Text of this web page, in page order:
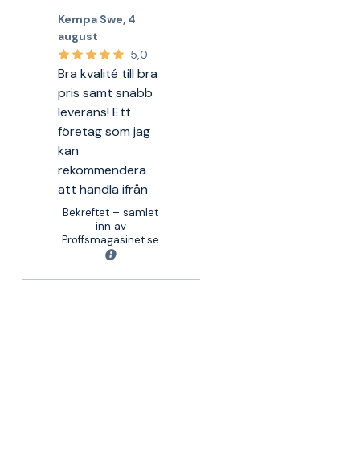
Kempa Swe, 4
august
5,0
Bra kvalité till bra
pris samt snabb
leverans! Ett
företag som jag
kan
rekommendera
att handla ifrån
Bekreftet – samlet
inn av
Proffsmagasinet.se